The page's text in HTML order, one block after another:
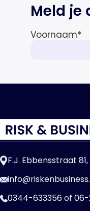
Meld je
Voornaam*
F.J. Ebbensstraat
0344-633356of 06-